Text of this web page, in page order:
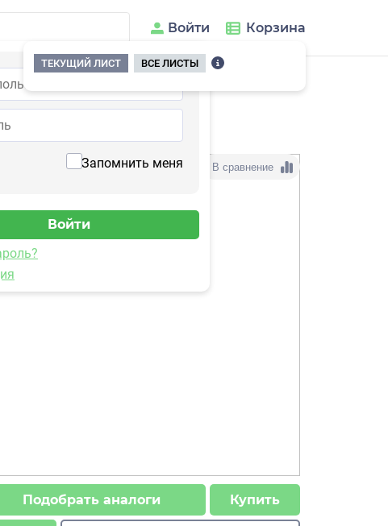
Войти
Запомнить меня
Корзина
ТЕКУЩИЙ ЛИСТ
ВСЕ ЛИСТЫ
В сравнение
Подобрать аналоги Купить